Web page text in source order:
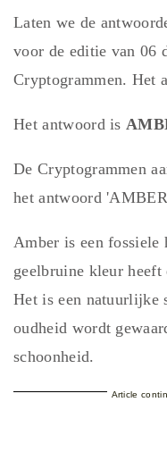
Laten we de
voor de editie van 06
Cryptogrammen. Het
Het antwoord is
De Cryptogrammen
het antwoord
Amber is een fossiele
geelbruine kleur
Het is een natuurlijke
oudheid wordt
schoonheid.
Article